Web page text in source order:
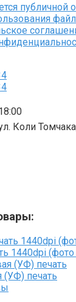
публичной
Коли
1440dpi (фото
(УФ) печать